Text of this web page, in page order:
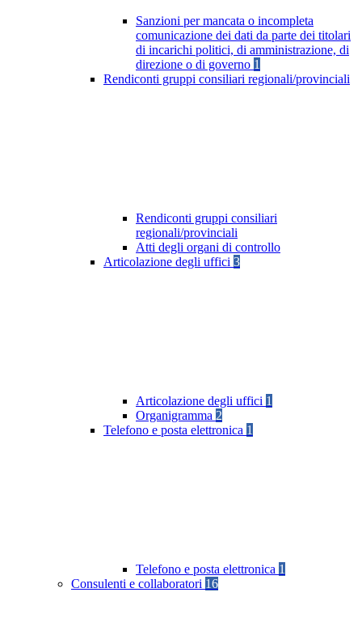
Sanzioni per mancata o incompleta
comunicazione dei dati da parte dei titolari
di incarichi politici, di amministrazione, di
direzione o di governo 1
Rendiconti gruppi consiliari regionali/provinciali
Rendiconti gruppi consiliari
regionali/provinciali
Atti degli organi di controllo
Articolazione degli uffici 3
Articolazione degli uffici 1
Organigramma 2
Telefono e posta elettronica 1
Telefono e posta elettronica 1
Consulenti e collaboratori 16